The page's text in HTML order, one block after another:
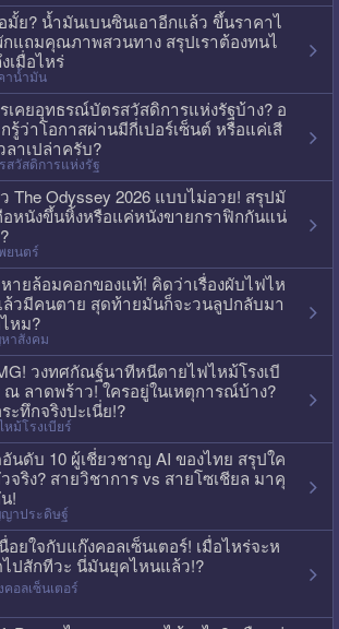
มั้ย? น้ำมันเบนซินเอาอีกแล้ว ขึ้นราคาไ
แถมคุณภาพสวนทาง สรุปเราต้องทนไ
เมื่อไหร่
าน้ำมัน
เคยอุทธรณ์บัตรสวัสดิการแห่งรัฐบ้าง? อ
รู้ว่าโอกาสผ่านมีกี่เปอร์เซ็นต์ หรือแค่เสี
ลาเปล่าครับ?
สวัสดิการแห่งรัฐ
The Odyssey 2026 แบบไม่อวย! สรุปมั
หนังขึ้นหิ้งหรือแค่หนังขายกราฟิกกันแน่
ยนตร์
ายล้อมคอกของแท้! คิดว่าเรื่องผับไฟไห
วมีคนตาย สุดท้ายมันก็จะวนลูปกลับมา
หม?
าสังคม
วงทศกัณฐ์นาทีหนีตายไฟไหม้โรงเบี
ณ ลาดพร้าว! ใครอยู่ในเหตุการณ์บ้าง?
ะทึกจริงปะเนี่ย!?
หม้โรงเบียร์
นดับ 10 ผู้เชี่ยวชาญ AI ของไทย สรุปใค
จริง? สายวิชาการ vs สายโซเชียล มาคุ
!
าประดิษฐ์
อยใจกับแก๊งคอลเซ็นเตอร์! เมื่อไหร่จะห
ปสักทีวะ นี่มันยุคไหนแล้ว!?
คอลเซ็นเตอร์